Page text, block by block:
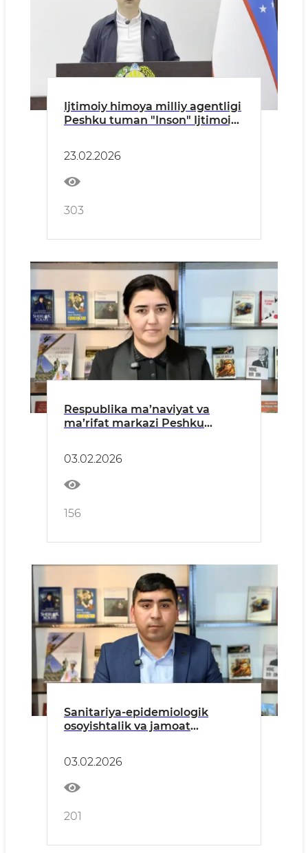
Ijtimoiy himoya milliy agentligi
Peshku tuman "Inson" Ijtimoiy
23.02.2026
303
Respublika ma’naviyat va
ma’rifat markazi Peshku
oshirilayotgan ishlar to‘g‘risida.
03.02.2026
156
Sanitariya-epidemiologik
osoyishtalik va jamoat
oshirilgan ishlar natijadorligi
to‘g‘risida.
03.02.2026
201